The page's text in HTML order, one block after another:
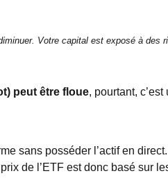
Votre capital est exposé à des
peut être floue, pourtant,
sans posséder l’actif en
de l’ETF est donc basé sur